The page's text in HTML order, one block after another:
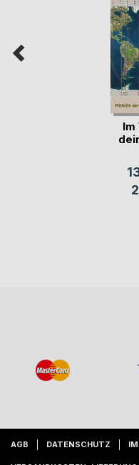
Im
AGB DATENSCHUTZ